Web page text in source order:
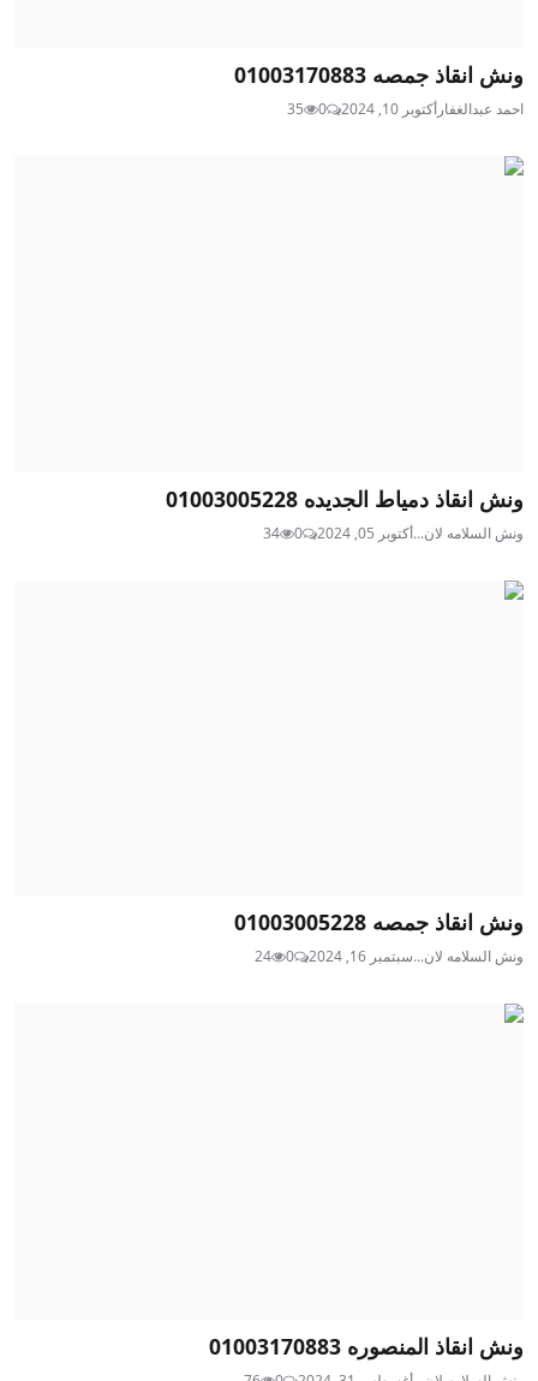
ونش انقاذ جمصه 01003170883
احمد عبدالغفارأكتوبر 10, 2024 0
35
ونش انقاذ دمياط الجديده 01003005228
ونش السلامه لان...أكتوبر 05, 2024 0
34
ونش انقاذ جمصه 01003005228
ونش السلامه لان...سبتمبر 16, 2024 0
24
ونش انقاذ المنصوره 01003170883